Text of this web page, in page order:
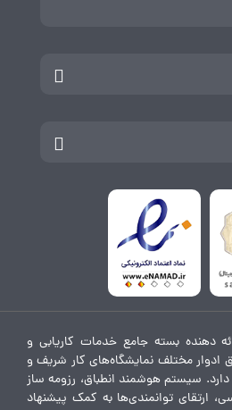
دهنده بسته جامع خدمات کاریابی و
ادوار مختلف نمایشگاه‌های کار شریف و
دارد. سیستم هوشمند انطباق، رزومه ساز
ارتقای توانمندی‌ها به کمک پیشنهاد